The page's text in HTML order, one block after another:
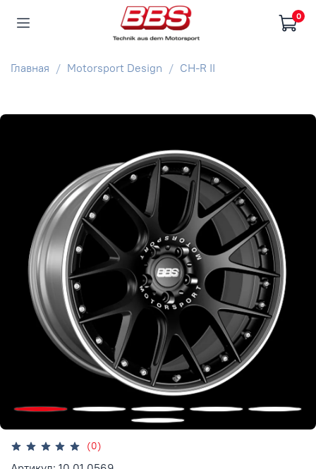
0
Главная Motorsport Design CH-R II
(0)